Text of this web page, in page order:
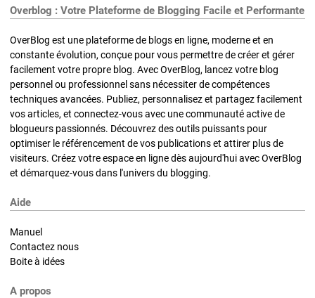
Overblog : Votre Plateforme de Blogging Facile et Performante
OverBlog est une plateforme de blogs en ligne, moderne et en
constante évolution, conçue pour vous permettre de créer et gérer
facilement votre propre blog. Avec OverBlog, lancez votre blog
personnel ou professionnel sans nécessiter de compétences
techniques avancées. Publiez, personnalisez et partagez facilement
vos articles, et connectez-vous avec une communauté active de
blogueurs passionnés. Découvrez des outils puissants pour
optimiser le référencement de vos publications et attirer plus de
visiteurs. Créez votre espace en ligne dès aujourd'hui avec OverBlog
et démarquez-vous dans l'univers du blogging.
Aide
Manuel
Contactez nous
Boite à idées
A propos